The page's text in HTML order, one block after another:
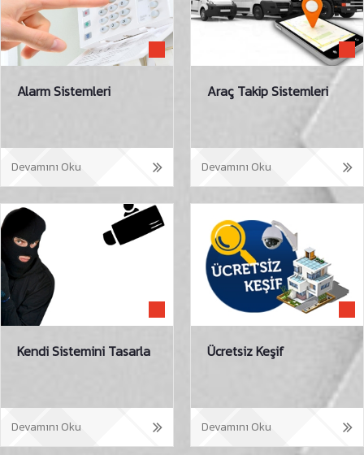
Alarm Sistemleri
Devamını Oku
Araç Takip Sistemleri
Devamını Oku
Kendi Sistemini Tasarla
Devamını Oku
Ücretsiz Keşif
Devamını Oku